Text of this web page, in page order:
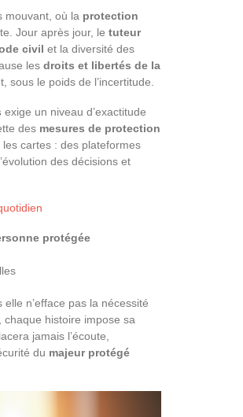
mouvant, où la protection
Jour après jour, le tuteur
civil et la diversité des
les droits et libertés de la
sous le poids de l’incertitude.
exige un niveau d’exactitude
des mesures de protection
cartes : des plateformes
des décisions et
protégée
n’efface pas la nécessité
chaque histoire impose sa
jamais l’écoute,
du majeur protégé